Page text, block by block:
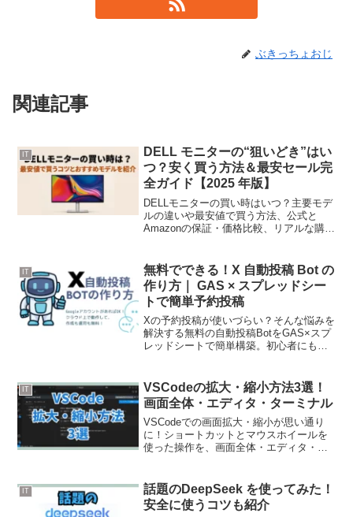
ぶきっちょおじ
関連記事
IT
DELL モニターの“狙いどき”はい
つ？安く買う方法＆最安セール完
全ガイド【2025 年版】
DELLモニターの買い時はいつ？主要モデ
ルの違いや最安値で買う方法、公式と
Amazonの保証・価格比較、リアルな購入
IT
無料でできる！X 自動投稿 Bot の
作り方｜ GAS × スプレッドシー
トで簡単予約投稿
Xの予約投稿が使いづらい？そんな悩みを
解決する無料の自動投稿BotをGAS×スプ
レッドシートで簡単構築。初心者にも安
IT
VSCodeの拡大・縮小方法3選！
画面全体・エディタ・ターミナル
VSCodeでの画面拡大・縮小が思い通り
に！ショートカットとマウスホイールを
使った操作を、画面全体・エディタ・タ
IT
話題のDeepSeek を使ってみた！
安全に使うコツも紹介